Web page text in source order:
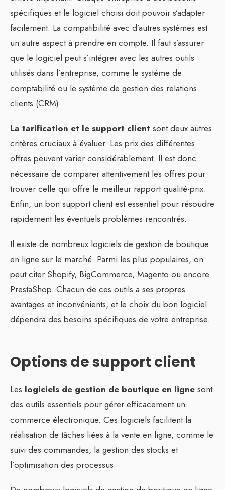
spécifiques et le logiciel choisi doit pouvoir s’adapter
facilement. La compatibilité avec d’autres systèmes est
un autre aspect à prendre en compte. Il faut s’assurer
que le logiciel peut s’intégrer avec les autres outils
utilisés dans l’entreprise, comme le système de
comptabilité ou le système de gestion des relations
clients (CRM).
La tarification et le support client sont deux autres
critères cruciaux à évaluer. Les prix des différentes
offres peuvent varier considérablement. Il est donc
nécessaire de comparer attentivement les offres pour
trouver celle qui offre le meilleur rapport qualité-prix.
Enfin, un bon support client est essentiel pour résoudre
rapidement les éventuels problèmes rencontrés.
Il existe de nombreux logiciels de gestion de boutique
en ligne sur le marché. Parmi les plus populaires, on
peut citer Shopify, BigCommerce, Magento ou encore
PrestaShop. Chacun de ces outils a ses propres
avantages et inconvénients, et le choix du bon logiciel
dépendra des besoins spécifiques de votre entreprise.
Options de support client
Les logiciels de gestion de boutique en ligne sont
des outils essentiels pour gérer efficacement un
commerce électronique. Ces logiciels facilitent la
réalisation de tâches liées à la vente en ligne, comme le
suivi des commandes, la gestion des stocks et
l’optimisation des processus.